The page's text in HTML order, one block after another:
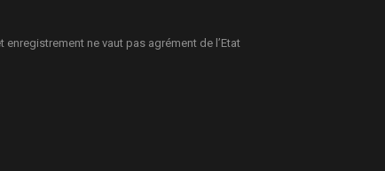
enregistrement ne vaut pas agrément de l’Etat